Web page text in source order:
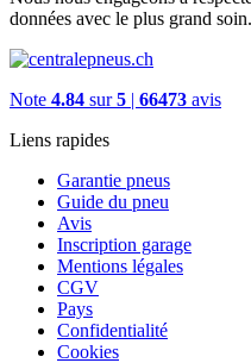
données avec le plus grand soin.
Note 4.84 sur5 | 66473 avis
Liens rapides
Garantie pneus
Guide du pneu
Avis
Inscription garage
Mentions légales
CGV
Pays
Confidentialité
Cookies